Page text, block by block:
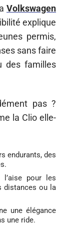
Volkswagen
explique
permis,
sans faire
des familles
pas ?
la Clio elle-
endurants, des
pour les
distances ou la
une élégance
une ride.